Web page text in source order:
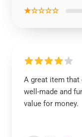
★☆☆☆☆
A great item that
well-made and
value for money.